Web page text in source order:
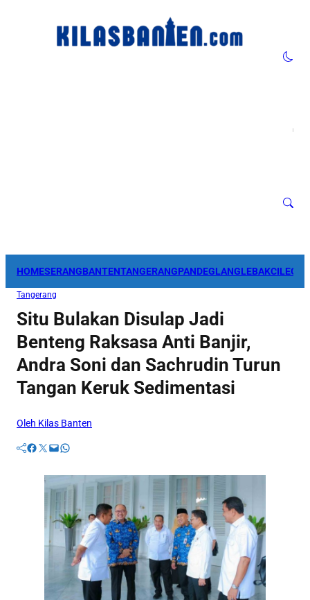
HOMESERANGBANTENTANGERANGPANDEGLANGLEBAK
Tangerang
Situ Bulakan Disulap Jadi
Benteng Raksasa Anti Banjir,
Andra Soni dan Sachrudin Turun
Tangan Keruk Sedimentasi
Oleh Kilas Banten
Facebook Twitter Mail WhatsApp